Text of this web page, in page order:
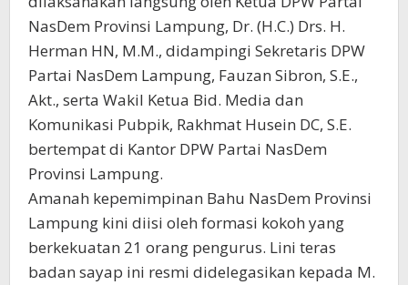
NasDem Provinsi Lampung, Dr. (H.C.) Drs. H.
Herman HN, M.M., didampingi Sekretaris DPW
Partai NasDem Lampung, Fauzan Sibron, S.E.,
Akt., serta Wakil Ketua Bid. Media dan
Komunikasi Pubpik, Rakhmat Husein DC, S.E.
bertempat di Kantor DPW Partai NasDem
Provinsi Lampung.
​Amanah kepemimpinan Bahu NasDem Provinsi
Lampung kini diisi oleh formasi kokoh yang
berkekuatan 21 orang pengurus. Lini teras
badan sayap ini resmi didelegasikan kepada M.